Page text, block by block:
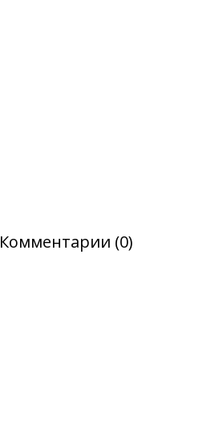
Комментарии (0)